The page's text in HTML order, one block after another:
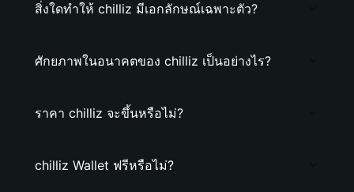
สิ่งใดทำให้ chilliz มีเอกลักษณ์เฉพาะตัว?
ศักยภาพในอนาคตของ chilliz เป็นอย่างไร?
ราคา chilliz จะขึ้นหรือไม่?
chilliz Wallet ฟรีหรือไม่?